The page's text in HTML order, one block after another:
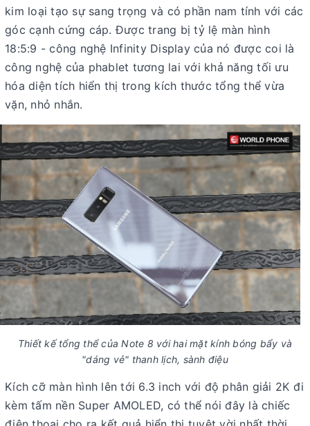
kim loại tạo sự sang trọng và có phần nam tính với các
góc cạnh cứng cáp. Được trang bị tỷ lệ màn hình
18:5:9 - công nghệ Infinity Display của nó được coi là
công nghệ của phablet tương lai với khả năng tối ưu
hóa diện tích hiển thị trong kích thước tổng thể vừa
vặn, nhỏ nhắn.
Thiết kế tổng thể của Note 8 với hai mặt kính bóng bẩy và
"dáng vẻ" thanh lịch, sành điệu
Kích cỡ màn hình lên tới 6.3 inch với độ phân giải 2K đi
kèm tấm nền Super AMOLED, có thể nói đây là chiếc